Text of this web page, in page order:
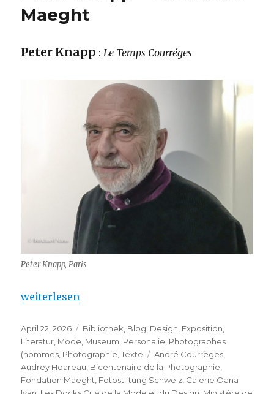
Maeght
Peter Knapp : Le Temps Courréges
Peter Knapp, Paris
„Peter Knapp – Fondation Maeght“
weiterlesen
Veröffentlicht
am
April 22, 2026 Kategorien
Bibliothek, Blog, Design, Exposition,
Literatur, Mode, Museum, Personalie, Photographes
(hommes, Photographie,Texte Schlagwörter
André Courrèges,
Audrey Hoareau, Bicentenaire de la Photographie,
Fondation Maeght, Fotostiftung Schweiz, Galerie Oana